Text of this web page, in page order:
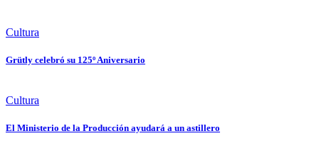
Cultura
Grütly celebró su 125º Aniversario
Cultura
El Ministerio de la Producción ayudará a un astillero